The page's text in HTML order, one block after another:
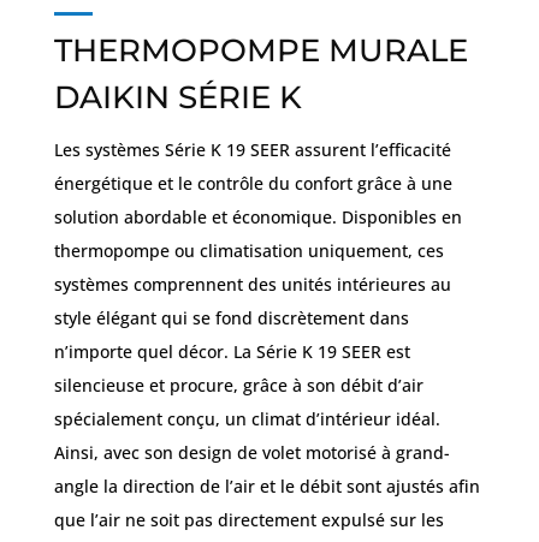
THERMOPOMPE MURALE
DAIKIN SÉRIE K
Les systèmes Série K 19 SEER assurent l’efficacité
énergétique et le contrôle du confort grâce à une
solution abordable et économique. Disponibles en
thermopompe ou climatisation uniquement, ces
systèmes comprennent des unités intérieures au
style élégant qui se fond discrètement dans
n’importe quel décor. La Série K 19 SEER est
silencieuse et procure, grâce à son débit d’air
spécialement conçu, un climat d’intérieur idéal.
Ainsi, avec son design de volet motorisé à grand-
angle la direction de l’air et le débit sont ajustés afin
que l’air ne soit pas directement expulsé sur les